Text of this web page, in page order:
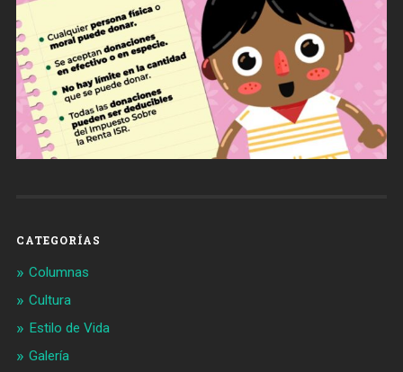
CATEGORÍAS
Columnas
Cultura
Estilo de Vida
Galería